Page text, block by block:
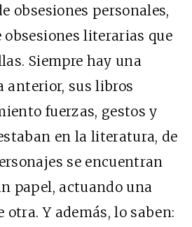
obsesiones personales,
literarias que
Siempre hay una
anterior, sus libros
fuerzas, gestos y
en la literatura, de
se encuentran
papel, actuando una
otra. Y además, lo saben: